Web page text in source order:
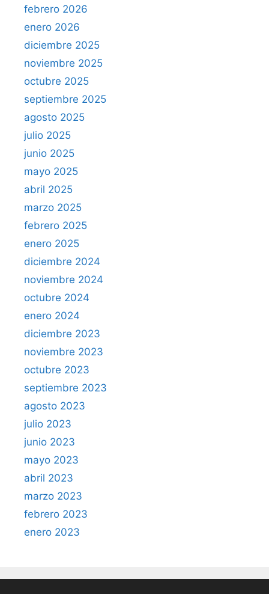
febrero 2026
enero 2026
diciembre 2025
noviembre 2025
octubre 2025
septiembre 2025
agosto 2025
julio 2025
junio 2025
mayo 2025
abril 2025
marzo 2025
febrero 2025
enero 2025
diciembre 2024
noviembre 2024
octubre 2024
enero 2024
diciembre 2023
noviembre 2023
octubre 2023
septiembre 2023
agosto 2023
julio 2023
junio 2023
mayo 2023
abril 2023
marzo 2023
febrero 2023
enero 2023